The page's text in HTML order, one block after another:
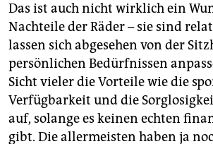
Das ist auch nicht wirklich ein
Nachteile der Räder – sie sind
lassen sich abgesehen von der
persönlichen Bedürfnissen
Sicht vieler die Vorteile wie die
Verfügbarkeit und die
auf, solange es keinen echten
gibt. Die allermeisten haben ja